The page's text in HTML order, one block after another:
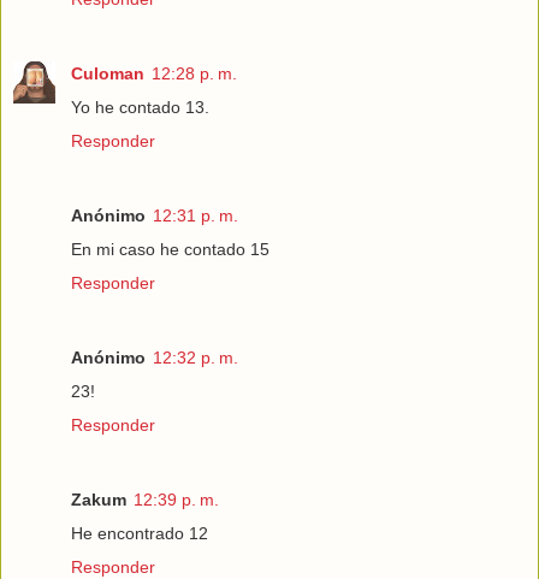
Culoman 12:28 p. m.
Yo he contado 13.
Responder
Anónimo 12:31 p. m.
En mi caso he contado 15
Responder
Anónimo 12:32 p. m.
23!
Responder
Zakum 12:39 p. m.
He encontrado 12
Responder